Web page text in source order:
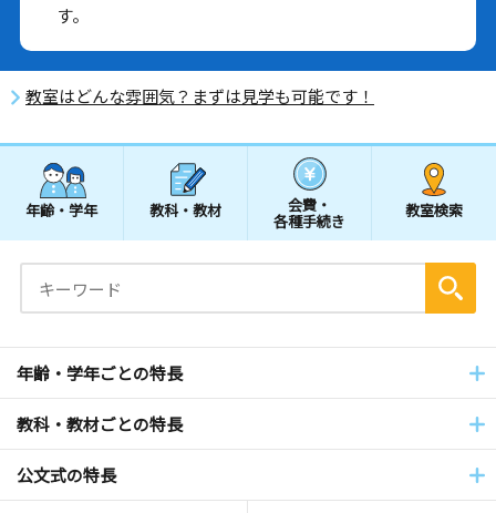
す。
教室はどんな雰囲気？まずは見学も可能です！
年齢・学年 教科・教材 会費・
各種手続き
教室検索
年齢・学年ごとの特長
教科・教材ごとの特長
公文式の特長